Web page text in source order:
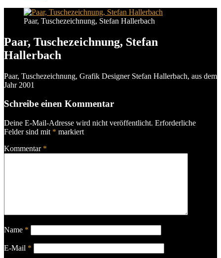
Paar, Tuschezeichnung, Stefan Hallerbach
Paar, Tuschezeichnung, Stefan
Hallerbach
Paar, Tuschezeichnung, Grafik Designer Stefan Hallerbach, aus dem
Jahr 2001
Schreibe einen Kommentar
Deine E-Mail-Adresse wird nicht veröffentlicht. Erforderliche
Felder sind mit * markiert
Kommentar *
Name *
E-Mail *